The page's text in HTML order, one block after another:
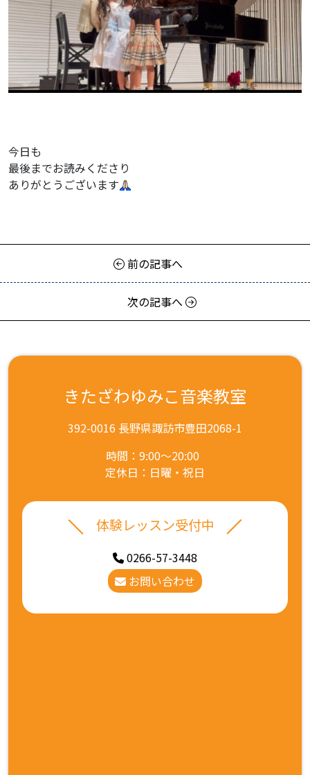
今日も
最後までお読みくださり
ありがとうございます
前の記事へ
次の記事へ
きたざわゆみこ音楽教室
392-0016 長野県諏訪市豊田2068-1
時間：9:00～20:00
定休日：日曜・祝日
体験レッスン受付中
0266-57-3448
お問い合わせ